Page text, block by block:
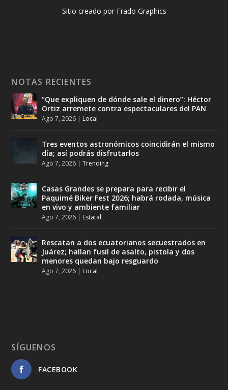
Sitio creado por Frado Graphics
NOTAS RECIENTES
“Que expliquen de dónde sale el dinero”: Héctor
Ortiz arremete contra espectaculares del PAN
Ago 7, 2026 | Local
Tres eventos astronómicos coincidirán el mismo
día; así podrás disfrutarlos
Ago 7, 2026 |Trending
Casas Grandes se prepara para recibir el
Paquimé Biker Fest 2026; habrá rodada, música
en vivo y ambiente familiar
Ago 7, 2026 | Estatal
Rescatan a dos ecuatorianos secuestrados en
Juárez; hallan fusil de asalto, pistola y dos
menores quedan bajo resguardo
Ago 7, 2026 | Local
SÍGUENOS
FACEBOOK